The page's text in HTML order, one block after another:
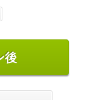
後